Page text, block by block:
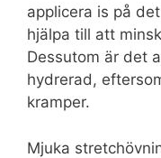
applicera is på
hjälpa till att
Dessutom är det
hydrerad,
kramper.
Mjuka